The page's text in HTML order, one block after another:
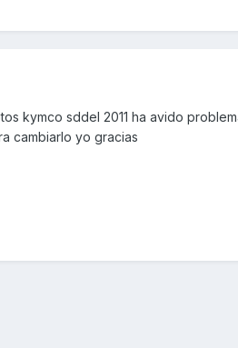
kymco sddel 2011 ha avido
cambiarlo yo gracias